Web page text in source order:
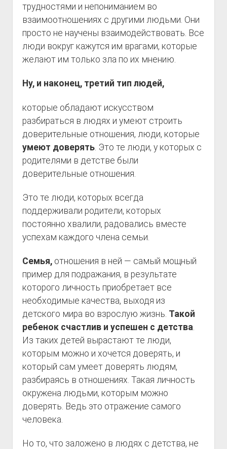
трудностями и непониманием во
взаимоотношениях с другими людьми. Они
просто не научены взаимодействовать. Все
люди вокруг кажутся им врагами, которые
желают им только зла по их мнению.
Ну, и наконец, третий тип людей,
которые обладают искусством
разбираться в людях и умеют строить
доверительные отношения, люди, которые
умеют доверять. Это те люди, у которых с
родителями в детстве были
доверительные отношения.
Это те люди, которых всегда
поддерживали родители, которых
постоянно хвалили, радовались вместе
успехам каждого члена семьи.
Семья,отношения в ней — самый мощный
пример для подражания, в результате
которого личность приобретает все
необходимые качества, выходя из
детского мира во взрослую жизнь. Такой
ребенок счастлив и успешен с детства
Из таких детей вырастают те люди,
которым можно и хочется доверять, и
который сам умеет доверять людям,
разбираясь в отношениях. Такая личность
окружена людьми, которым можно
доверять. Ведь это отражение самого
человека.
Но то, что заложено в людях с детства, не